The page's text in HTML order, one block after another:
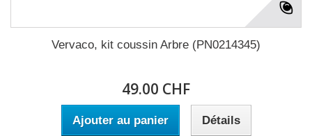
Vervaco, kit coussin Arbre (PN0214345)
49.00 CHF
Ajouter au panier Détails